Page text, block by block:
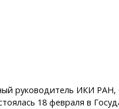
руководитель ИКИ
18 февраля в